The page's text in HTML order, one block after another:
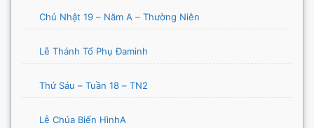
Chủ Nhật 19 – Năm A – Thường Niên
Lễ Thánh Tổ Phụ Đaminh
Thứ Sáu – Tuần 18 – TN2
Lễ Chúa Biến HìnhA